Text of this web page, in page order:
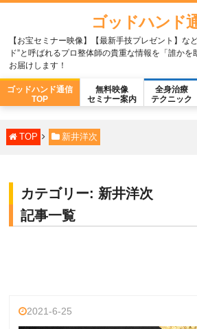
ゴッドハンド
【お宝セミナー映像】【最新手技プレゼント】な
ド”と呼ばれるプロ整体師の貴重な情報を「誰か
お届けします！
ゴッドハンド通信
TOP
無料映像
セミナー案内
全身治療
テクニック
TOP 新井洋次
カテゴリー: 新井洋次
記事一覧
2021-6-25